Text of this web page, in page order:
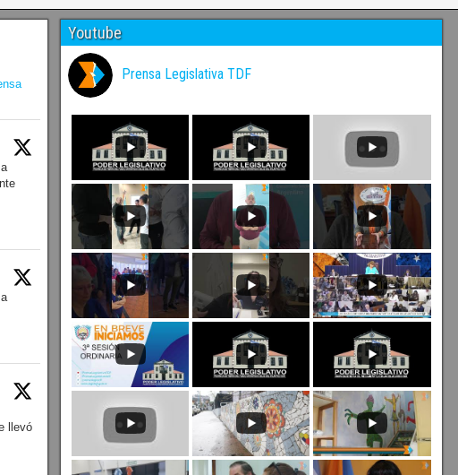
llevó
Youtube
Prensa Legislativa TDF